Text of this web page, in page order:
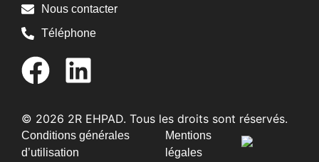
Nous contacter
Téléphone
© 2026 2R EHPAD. Tous les droits sont réservés.
Conditions générales
d’utilisation
Mentions
légales